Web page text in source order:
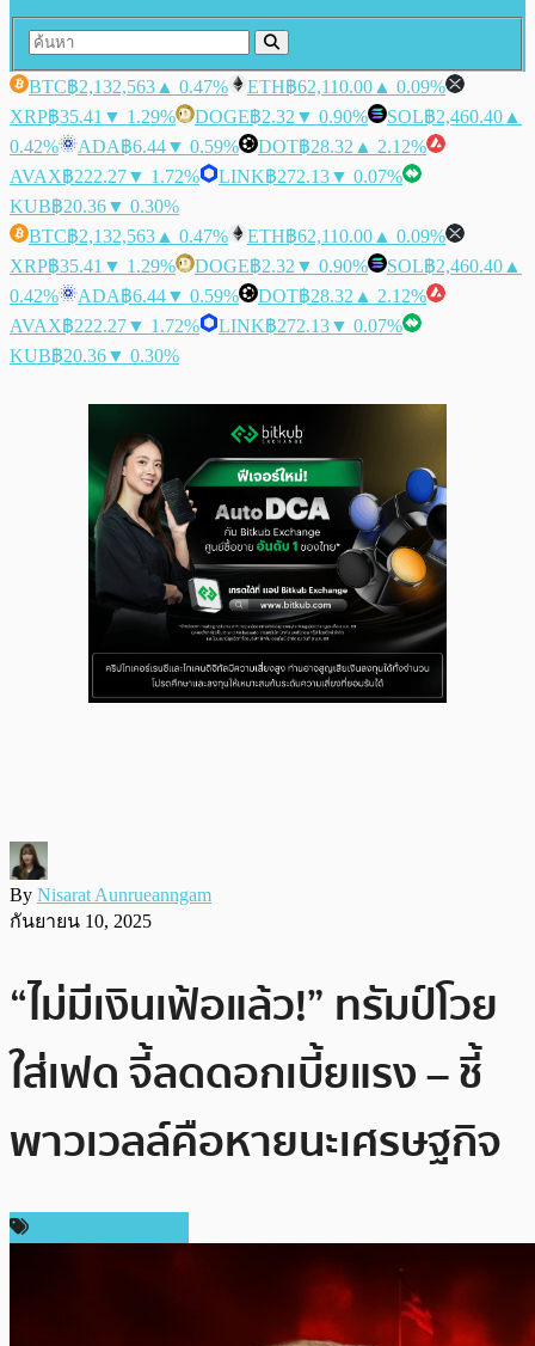
BTC฿2,132,563 ▲ 0.47% ETH฿62,110.00 ▲ 0.09%
XRP฿35.41 ▼ 1.29% DOGE฿2.32 ▼ 0.90% SOL฿2,460.40 ▲
0.42%
ADA฿6.44▼ 0.59% DOT฿28.32 ▲ 2.12%
AVAX฿222.27▼ 1.72% LINK฿272.13▼ 0.07%
KUB฿20.36▼ 0.30%
BTC฿2,132,563 ▲ 0.47% ETH฿62,110.00 ▲ 0.09%
XRP฿35.41 ▼ 1.29% DOGE฿2.32 ▼ 0.90% SOL฿2,460.40 ▲
0.42%
ADA฿6.44▼ 0.59% DOT฿28.32 ▲ 2.12%
AVAX฿222.27▼ 1.72% LINK฿272.13▼ 0.07%
KUB฿20.36▼ 0.30%
By Nisarat Aunrueanngam
กันยายน 10, 2025
“ไม่มีเงินเฟ้อแล้ว!” ทรัมป์โวย
ใส่เฟด จี้ลดดอกเบี้ยแรง – ชี้
พาวเวลล์คือหายนะเศรษฐกิจ